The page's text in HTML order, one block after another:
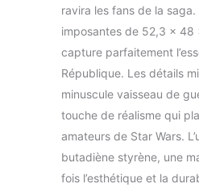
ravira les fans de la
imposantes de 52,3 x
capture parfaitement
République. Les détails
minuscule vaisseau de
touche de réalisme qui
amateurs de Star Wars.
butadiène styrène, une
fois l’esthétique et la